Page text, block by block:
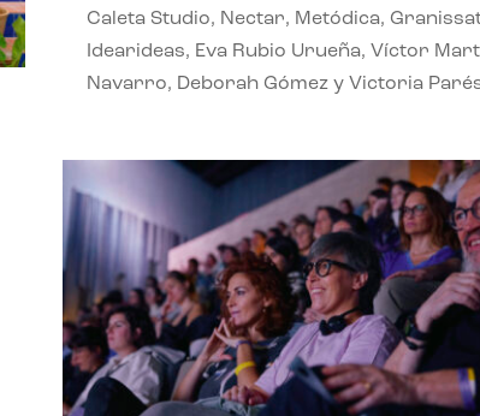
Caleta Studio, Nectar, Metódica,
Idearideas, Eva Rubio Urueña, Víctor
Navarro, Deborah Gómez y Victoria